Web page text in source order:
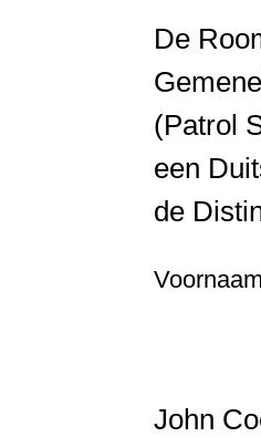
De
(Patrol
een
de
John